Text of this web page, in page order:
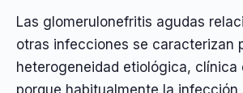
Las glomerulonefritis agudas
otras infecciones se caracterizan
heterogeneidad etiológica, clínica